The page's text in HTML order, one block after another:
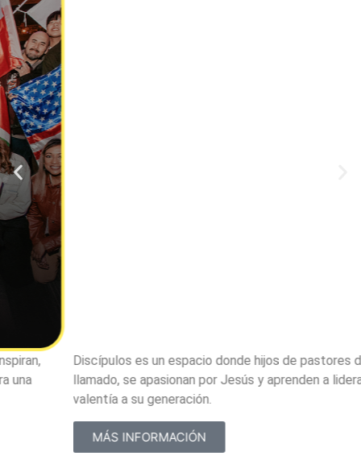
Discípulos es un espacio donde hijos de pastores descubren su
llamado, se apasionan por Jesús y aprenden a liderar con
valentía a su generación.
MÁS INFORMACIÓN